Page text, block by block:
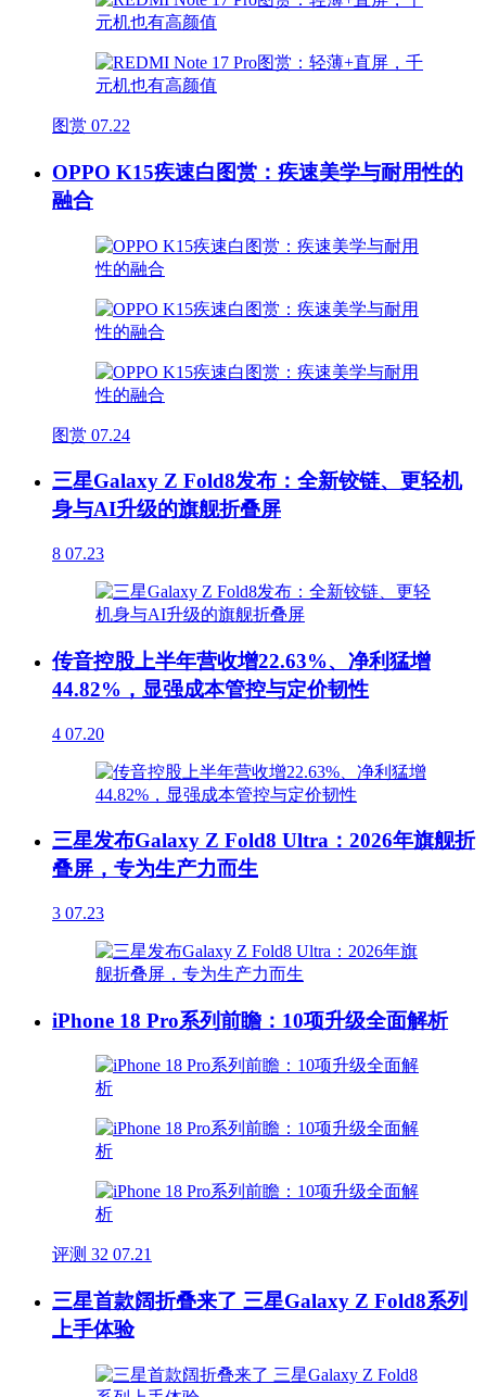
图赏 07.22
OPPO K15疾速白图赏：疾速美学与耐用性的
融合
图赏 07.24
三星Galaxy Z Fold8发布：全新铰链、更轻机
身与AI升级的旗舰折叠屏
8 07.23
传音控股上半年营收增22.63%、净利猛增
44.82%，显强成本管控与定价韧性
4 07.20
三星发布Galaxy Z Fold8 Ultra：2026年旗舰折
叠屏，专为生产力而生
3 07.23
iPhone 18 Pro系列前瞻：10项升级全面解析
评测 32 07.21
三星首款阔折叠来了 三星Galaxy Z Fold8系列
上手体验